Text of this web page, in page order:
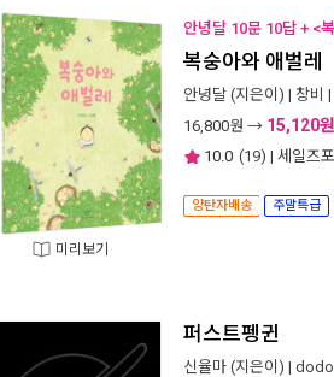
미리보기
안녕달 10문 10답 + <
복숭아와 애벌레
안녕달 (지은이) | 창비
16,800원 → 15,120원
10.0 (19) | 세일즈
양탄자배송 주말특급
퍼스트펭귄
신율마 (지은이) | dodo